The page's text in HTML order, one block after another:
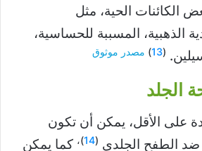
الكائنات الحية، مثل
الذهبية، المسببة للحساسية،
(
13
) مصدر موثوق
الجلد
على الأقل، يمكن أن تكون
ضد الطفح الجلدي (
14)، كما يمكن